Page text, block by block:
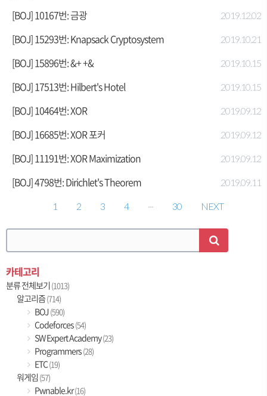
[BOJ] 10167번: 금광 2019.12.02
[BOJ] 15293번: Knapsack Cryptosystem 2019.10.21
[BOJ] 15896번: &+ +& 2019.10.15
[BOJ] 17513번: Hilbert's Hotel 2019.10.15
[BOJ] 10464번: XOR 2019.09.12
[BOJ] 16685번: XOR 포커 2019.09.12
[BOJ] 11191번: XOR Maximization 2019.09.12
[BOJ] 4798번: Dirichlet's Theorem 2019.09.11
1 2 3 4 ··· 30 NEXT
카테고리
분류 전체보기(1013)
알고리즘(714)
BOJ (590)
Codeforces(54)
SW Expert Academy(23)
Programmers(28)
ETC(19)
워게임(57)
Pwnable.kr(16)